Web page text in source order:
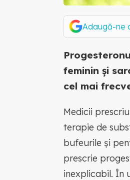
Adaugă-ne
feminin și
cel mai
Medicii
terapie de
bufeurile și
prescrie
inexplicabil. În